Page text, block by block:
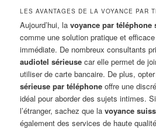
LES AVANTAGES DE LA VOYANCE PAR
Aujourd’hui, lavoyance par téléphone
comme une solution pratique et
immédiate. De nombreux consultants
audiotel sérieuse car elle permet de
utiliser de carte bancaire. De plus,
sérieuse par téléphone offre une
idéal pour aborder des sujets intimes.
l’étranger, sachez que lavoyance
également des services de haute